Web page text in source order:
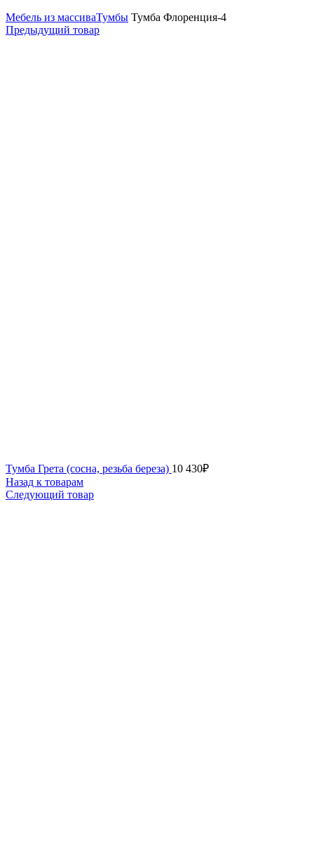
Мебель из массиваТумбы Тумба Флоренция-4
Предыдущий товар
Тумба Грета (сосна, резьба береза) 10 430₽
Назад к товарам
Следующий товар